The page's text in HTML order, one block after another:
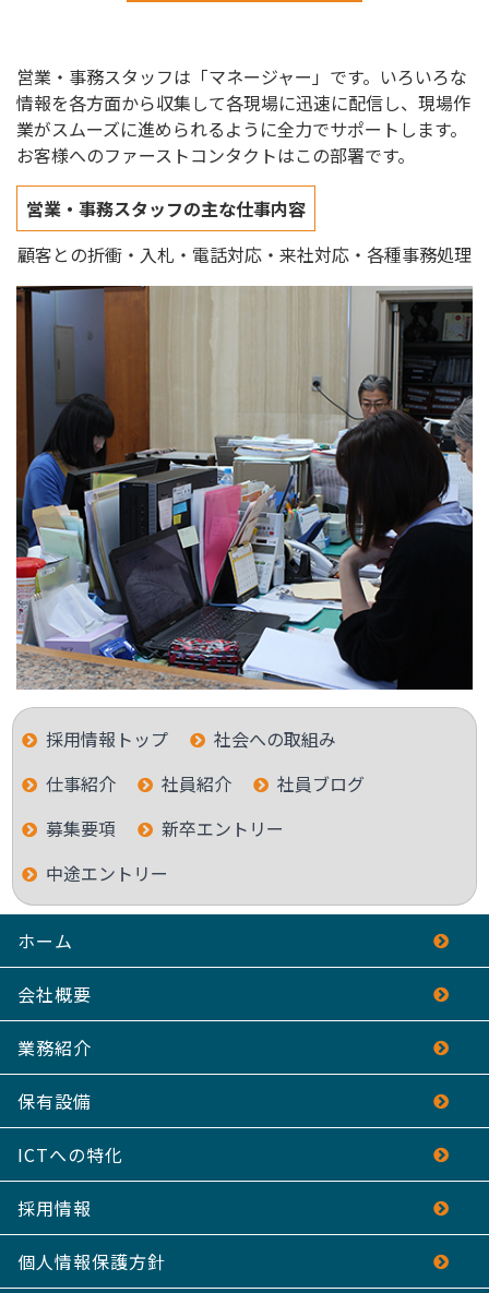
営業・事務スタッフは「マネージャー」です。いろいろな
情報を各方面から収集して各現場に迅速に配信し、現場作
業がスムーズに進められるように全力でサポートします。
お客様へのファーストコンタクトはこの部署です。
営業・事務スタッフの主な仕事内容
顧客との折衝・入札・電話対応・来社対応・各種事務処理
採用情報トップ
社会への取組み
仕事紹介
社員紹介
社員ブログ
募集要項
新卒エントリー
中途エントリー
ホーム
会社概要
業務紹介
保有設備
ICTへの特化
採用情報
個人情報保護方針